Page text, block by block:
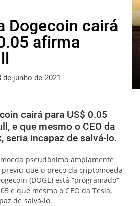
Dogecoin cairá
afirma
de junho de 2021
cairá para US$ 0.05
e que mesmo o CEO da
seria incapaz de salvá-lo.
pseudônimo amplamente
previu que o preço da criptomoeda
(DOGE) está “programado”
e que mesmo o CEO da Tesla,
de salvá-lo.